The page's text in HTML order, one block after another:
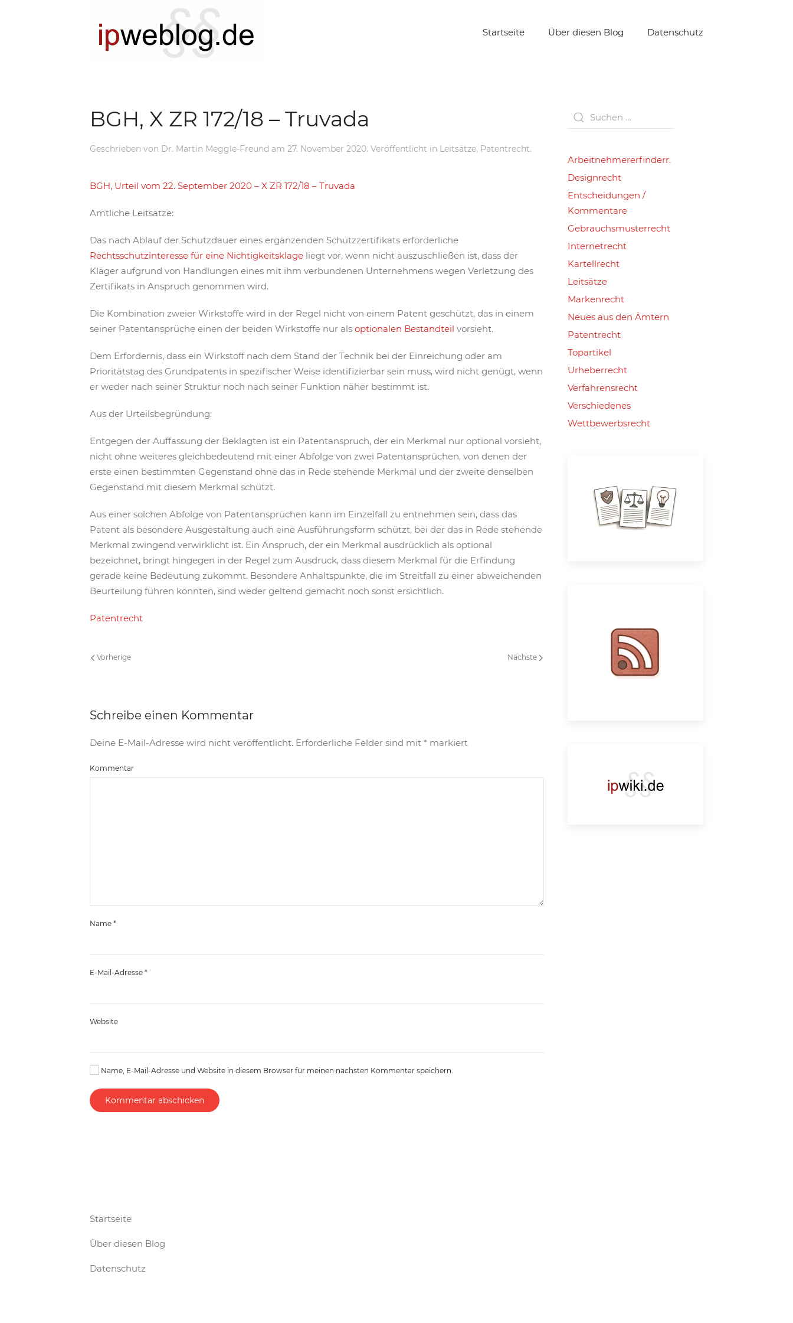
Startseite Über diesen Blog Datenschutz
BGH, X ZR 172/18 – Truvada
Geschrieben von Dr. Martin Meggle-Freund am 27. November 2020. Veröffentlicht in Leitsätze, Patentrecht.
BGH, Urteil vom 22. September 2020 – X ZR 172/18 – Truvada
Amtliche Leitsätze:
Das nach Ablauf der Schutzdauer eines ergänzenden Schutzzertifikats erforderliche
Rechtsschutzinteresse für eine Nichtigkeitsklage liegt vor, wenn nicht auszuschließen ist, dass der
Kläger aufgrund von Handlungen eines mit ihm verbundenen Unternehmens wegen Verletzung des
Zertifikats in Anspruch genommen wird.
Die Kombination zweier Wirkstoffe wird in der Regel nicht von einem Patent geschützt, das in einem
seiner Patentansprüche einen der beiden Wirkstoffe nur als optionalen Bestandteil vorsieht.
Dem Erfordernis, dass ein Wirkstoff nach dem Stand der Technik bei der Einreichung oder am
Prioritätstag des Grundpatents in spezifischer Weise identifizierbar sein muss, wird nicht genügt, wenn
er weder nach seiner Struktur noch nach seiner Funktion näher bestimmt ist.
Aus der Urteilsbegründung:
Entgegen der Auffassung der Beklagten ist ein Patentanspruch, der ein Merkmal nur optional vorsieht,
nicht ohne weiteres gleichbedeutend mit einer Abfolge von zwei Patentansprüchen, von denen der
erste einen bestimmten Gegenstand ohne das in Rede stehende Merkmal und der zweite denselben
Gegenstand mit diesem Merkmal schützt.
Aus einer solchen Abfolge von Patentansprüchen kann im Einzelfall zu entnehmen sein, dass das
Patent als besondere Ausgestaltung auch eine Ausführungsform schützt, bei der das in Rede stehende
Merkmal zwingend verwirklicht ist. Ein Anspruch, der ein Merkmal ausdrücklich als optional
bezeichnet, bringt hingegen in der Regel zum Ausdruck, dass diesem Merkmal für die Erfindung
gerade keine Bedeutung zukommt. Besondere Anhaltspunkte, die im Streitfall zu einer abweichenden
Beurteilung führen könnten, sind weder geltend gemacht noch sonst ersichtlich.
Patentrecht
Vorherige Nächste
Schreibe einen Kommentar
Deine E-Mail-Adresse wird nicht veröffentlicht. Erforderliche Felder sind mit * markiert
Kommentar
Name *
E-Mail-Adresse *
Website
Name, E-Mail-Adresse und Website in diesem Browser für meinen nächsten Kommentar speichern.
Kommentar abschicken
Arbeitnehmererfinderr.
Designrecht
Entscheidungen /
Kommentare
Gebrauchsmusterrecht
Internetrecht
Kartellrecht
Leitsätze
Markenrecht
Neues aus den Ämtern
Patentrecht
Topartikel
Urheberrecht
Verfahrensrecht
Verschiedenes
Wettbewerbsrecht
Startseite
Über diesen Blog
Datenschutz